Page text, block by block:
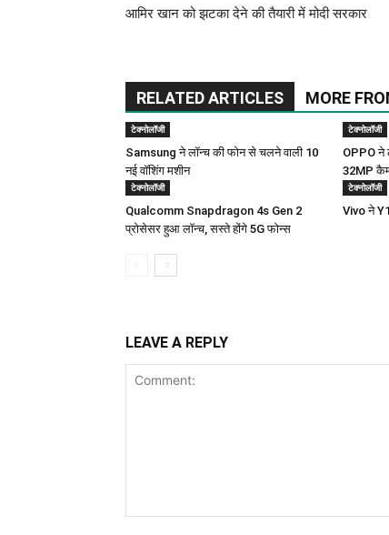
आमिर खान को झटका देने की तैयारी में मोदी सरकार
RELATED ARTICLES MORE
टेक्नोलॉजी
Samsung ने लॉन्च की फोन से चलने वाली 10
नई वॉशिंग मशीन
टेक्नोलॉजी
OPPO ने
32MP
टेक्नोलॉजी
Qualcomm Snapdragon 4s Gen 2
प्रोसेसर हुआ लॉन्च, सस्ते होंगे 5G फोन्स
टेक्नोलॉजी
Vivo ने
LEAVE A REPLY